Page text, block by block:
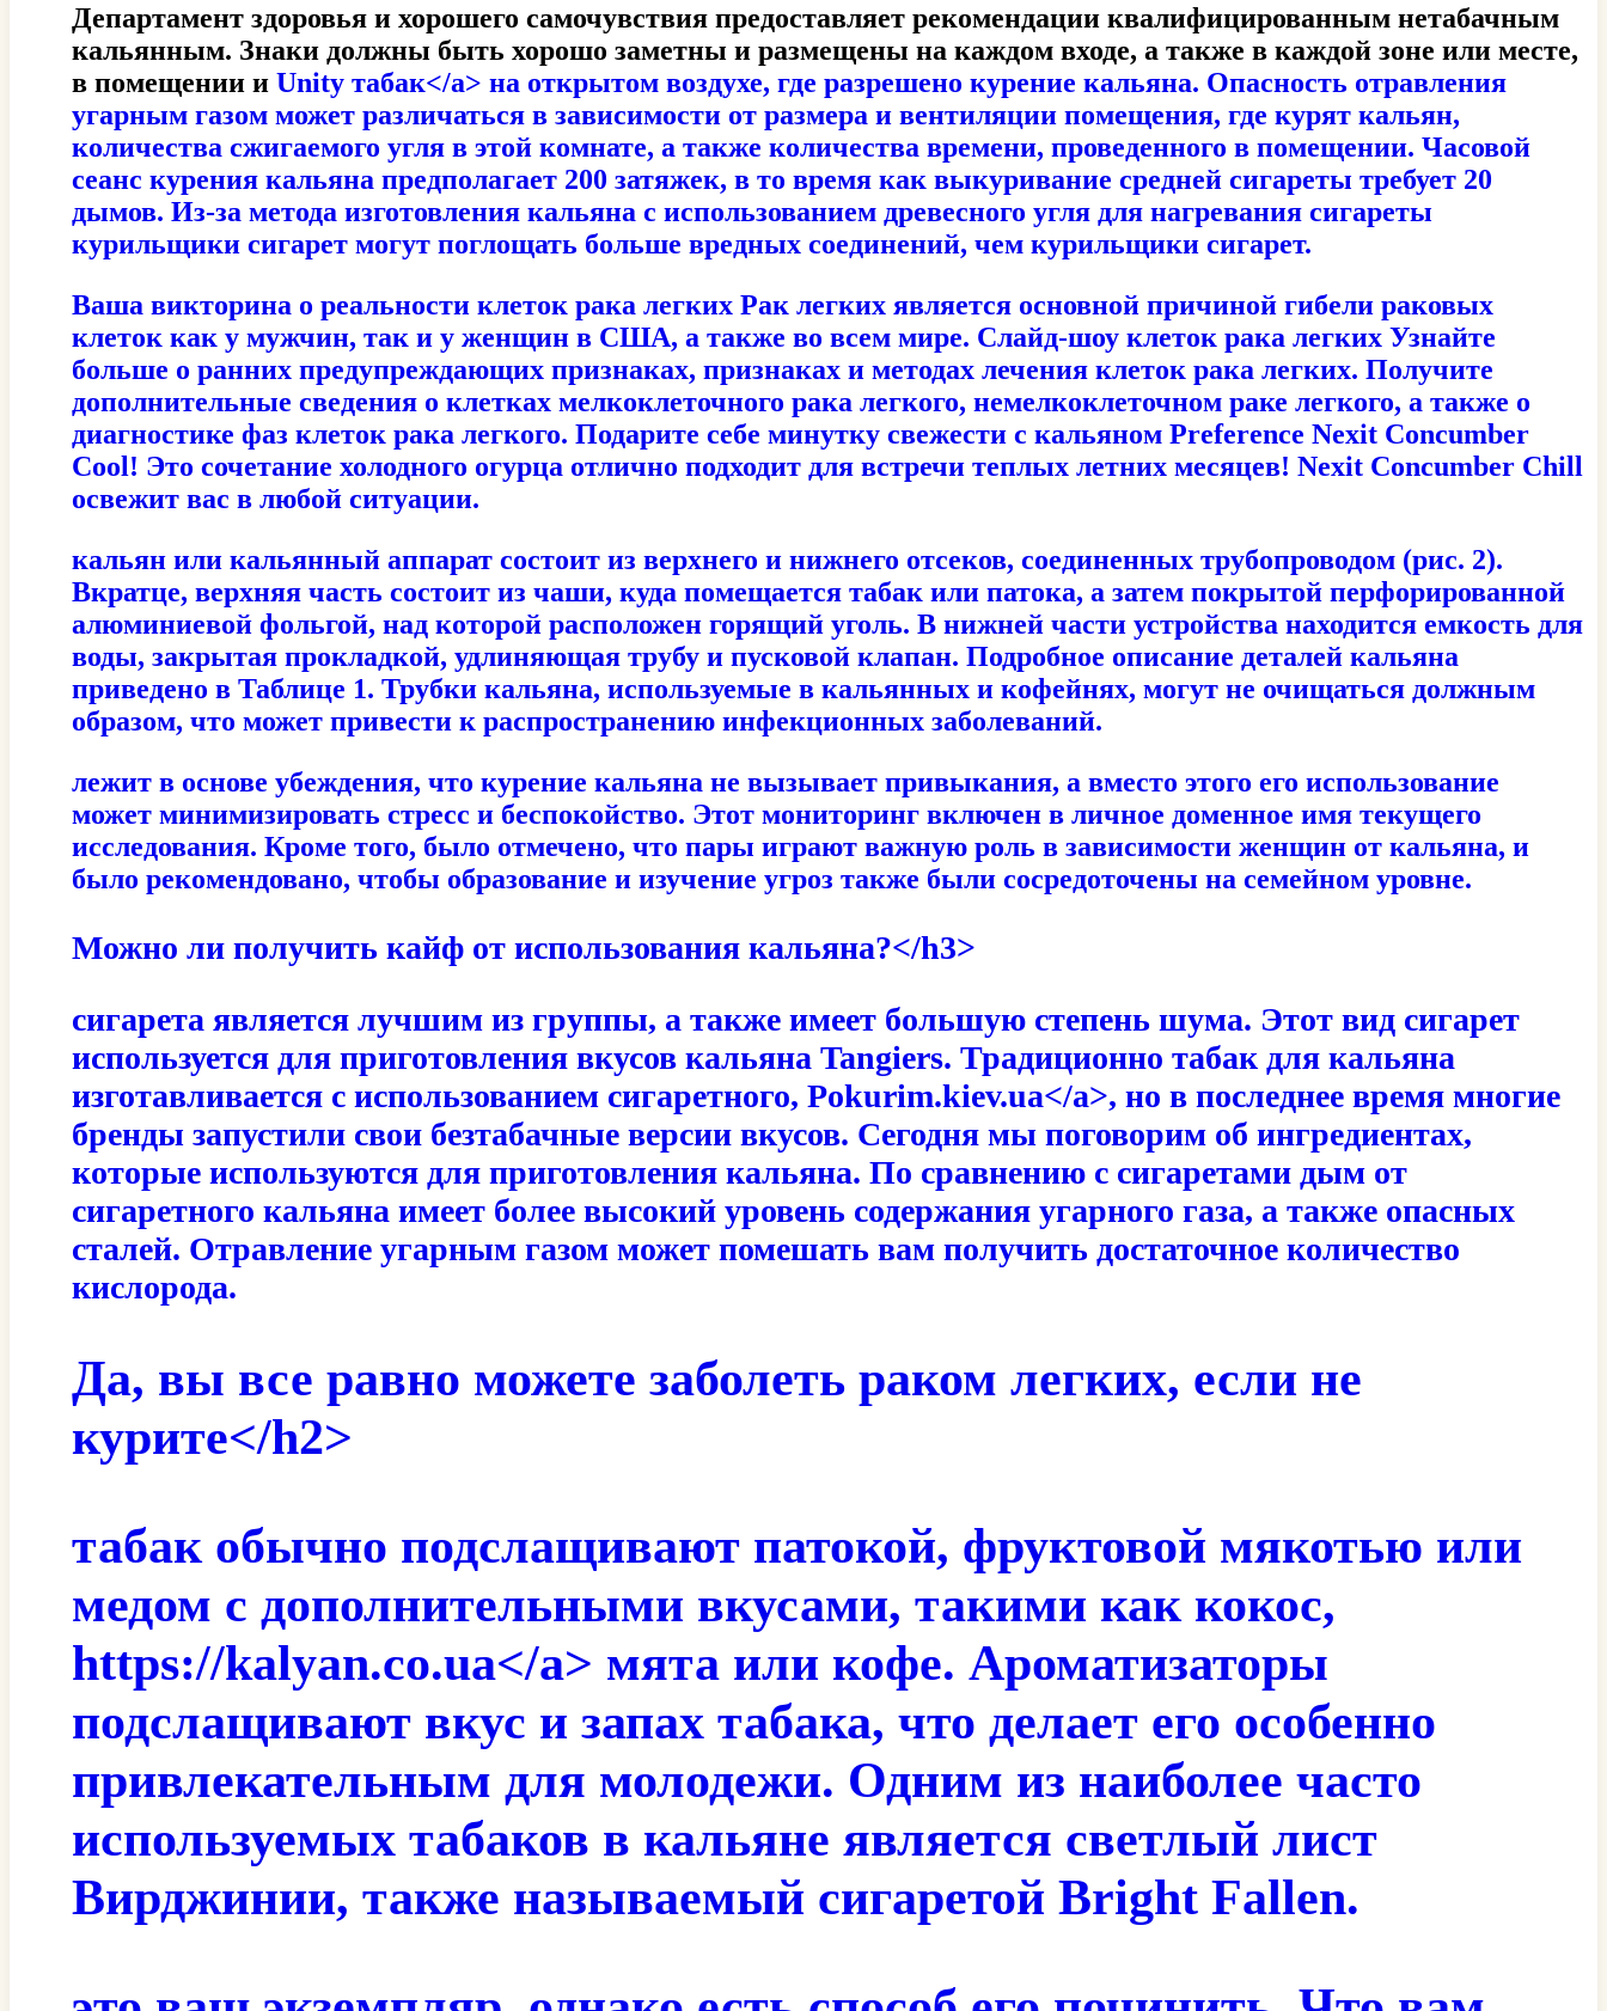
Департамент здоровья и хорошего самочувствия предоставляет рекомендации квалифицированным нетабачным
кальянным. Знаки должны быть хорошо заметны и размещены на каждом входе, а также в каждой зоне или месте,
в помещении и Unity табак</a> на открытом воздухе, где разрешено курение кальяна. Опасность отравления
угарным газом может различаться в зависимости от размера и вентиляции помещения, где курят кальян,
количества сжигаемого угля в этой комнате, а также количества времени, проведенного в помещении. Часовой
сеанс курения кальяна предполагает 200 затяжек, в то время как выкуривание средней сигареты требует 20
дымов. Из-за метода изготовления кальяна с использованием древесного угля для нагревания сигареты
курильщики сигарет могут поглощать больше вредных соединений, чем курильщики сигарет.
Ваша викторина о реальности клеток рака легких Рак легких является основной причиной гибели раковых
клеток как у мужчин, так и у женщин в США, а также во всем мире. Слайд-шоу клеток рака легких Узнайте
больше о ранних предупреждающих признаках, признаках и методах лечения клеток рака легких. Получите
дополнительные сведения о клетках мелкоклеточного рака легкого, немелкоклеточном раке легкого, а также о
диагностике фаз клеток рака легкого. Подарите себе минутку свежести с кальяном Preference Nexit Concumber
Cool! Это сочетание холодного огурца отлично подходит для встречи теплых летних месяцев! Nexit Concumber Chill
освежит вас в любой ситуации.
кальян или кальянный аппарат состоит из верхнего и нижнего отсеков, соединенных трубопроводом (рис. 2).
Вкратце, верхняя часть состоит из чаши, куда помещается табак или патока, а затем покрытой перфорированной
алюминиевой фольгой, над которой расположен горящий уголь. В нижней части устройства находится емкость для
воды, закрытая прокладкой, удлиняющая трубу и пусковой клапан. Подробное описание деталей кальяна
приведено в Таблице 1. Трубки кальяна, используемые в кальянных и кофейнях, могут не очищаться должным
образом, что может привести к распространению инфекционных заболеваний.
лежит в основе убеждения, что курение кальяна не вызывает привыкания, а вместо этого его использование
может минимизировать стресс и беспокойство. Этот мониторинг включен в личное доменное имя текущего
исследования. Кроме того, было отмечено, что пары играют важную роль в зависимости женщин от кальяна, и
было рекомендовано, чтобы образование и изучение угроз также были сосредоточены на семейном уровне.
Можно ли получить кайф от использования кальяна?</h3>
сигарета является лучшим из группы, а также имеет большую степень шума. Этот вид сигарет
используется для приготовления вкусов кальяна Tangiers. Традиционно табак для кальяна
изготавливается с использованием сигаретного, Pokurim.kiev.ua</a>, но в последнее время многие
бренды запустили свои безтабачные версии вкусов. Сегодня мы поговорим об ингредиентах,
которые используются для приготовления кальяна. По сравнению с сигаретами дым от
сигаретного кальяна имеет более высокий уровень содержания угарного газа, а также опасных
сталей. Отравление угарным газом может помешать вам получить достаточное количество
кислорода.
Да, вы все равно можете заболеть раком легких, если не
курите</h2>
табак обычно подслащивают патокой, фруктовой мякотью или
медом с дополнительными вкусами, такими как кокос,
https://kalyan.co.ua</a> мята или кофе. Ароматизаторы
подслащивают вкус и запах табака, что делает его особенно
привлекательным для молодежи. Одним из наиболее часто
используемых табаков в кальяне является светлый лист
Вирджинии, также называемый сигаретой Bright Fallen.